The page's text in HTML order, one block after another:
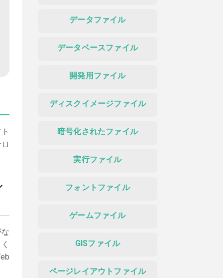
データファイル
データベースファイル
開発用ファイル
ディスクイメージファイル
暗号化されたファイル
実行ファイル
フォントファイル
ゲームファイル
GISファイル
ページレイアウトファイル